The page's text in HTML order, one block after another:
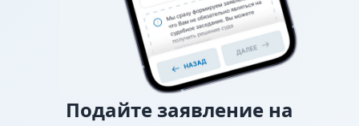
Подайте заявление на